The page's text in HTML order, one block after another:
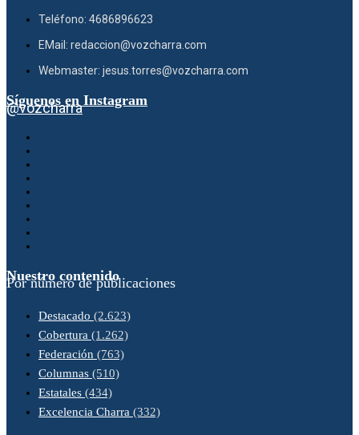
Teléfono: 4686896623
EMail: redaccion@vozcharra.com
Webmaster: jesus.torres@vozcharra.com
Síguenos en Instagram
@vozcharra
Nuestro contenido
Por número de publicaciones
Destacado (2.623)
Cobertura (1.262)
Federación (763)
Columnas (510)
Estatales (434)
Excelencia Charra (332)